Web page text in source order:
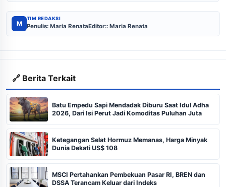
M
TIM REDAKSI
Penulis: Maria RenataEditor:: Maria Renata
🔗 Berita Terkait
Batu Empedu Sapi Mendadak Diburu Saat Idul Adha
2026, Dari Isi Perut Jadi Komoditas Puluhan Juta
Ketegangan Selat Hormuz Memanas, Harga Minyak
Dunia Dekati US$ 108
MSCI Pertahankan Pembekuan Pasar RI, BREN dan
DSSA Terancam Keluar dari Indeks